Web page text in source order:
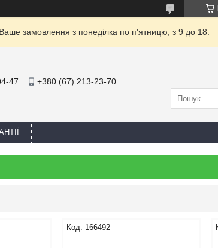
замовлення з понеділка по п'ятницю, з 9 до 18.
47 +380 (67) 213-23-70
166492